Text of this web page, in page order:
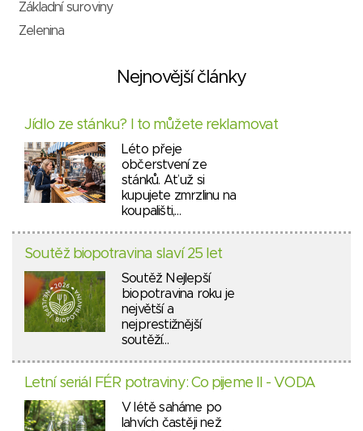
Základní suroviny
Zelenina
Nejnovější články
Jídlo ze stánku? I to můžete reklamovat
Léto přeje
občerstvení ze
stánků. Ať už si
kupujete zmrzlinu na
koupališti,…
Soutěž biopotravina slaví 25 let
Soutěž Nejlepší
biopotravina roku je
největší a
nejprestižnější
soutěží…
Letní seriál FÉR potraviny: Co pijeme II - VODA
V létě saháme po
lahvích častěji než